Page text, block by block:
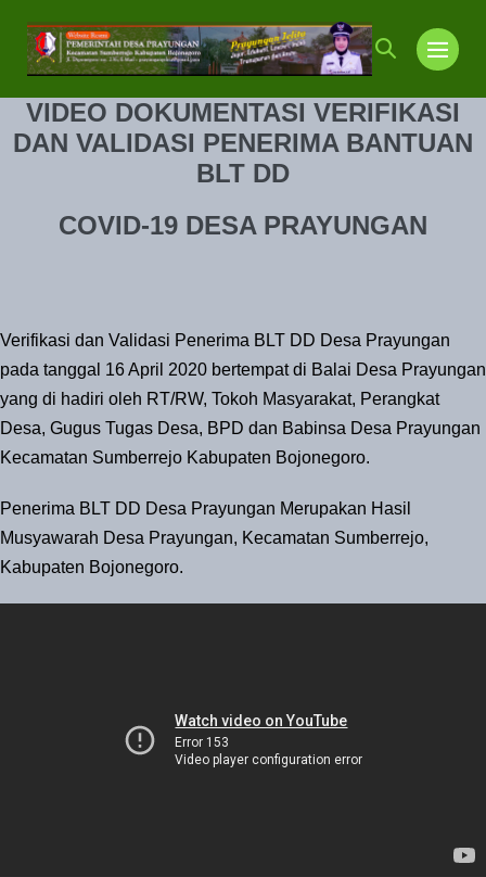
konten
Toggle
VIDEO DOKUMENTASI VERIFIKASI
DAN VALIDASI PENERIMA BANTUAN
BLT DD
COVID-19 DESA PRAYUNGAN
Verifikasi dan Validasi Penerima BLT DD Desa Prayungan
pada tanggal 16 April 2020 bertempat di Balai Desa Prayungan
yang di hadiri oleh RT/RW, Tokoh Masyarakat, Perangkat
Desa, Gugus Tugas Desa, BPD dan Babinsa Desa Prayungan
Kecamatan Sumberrejo Kabupaten Bojonegoro.
Penerima BLT DD Desa Prayungan Merupakan Hasil
Musyawarah Desa Prayungan, Kecamatan Sumberrejo,
Kabupaten Bojonegoro.